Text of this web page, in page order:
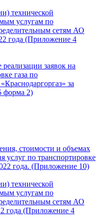
технической
услугам по
сетям АО
года (Приложение 4
заявок на
газа по
за
форма 2)
стоимости и объемах
услуг по транспортировке
года. (Приложение 10)
технической
услугам по
сетям АО
года (Приложение 4